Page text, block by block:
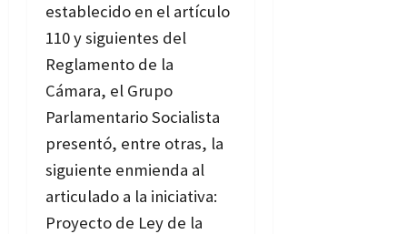
establecido en el artículo
110 y siguientes del
Reglamento de la
Cámara, el Grupo
Parlamentario Socialista
presentó, entre otras, la
siguiente enmienda al
articulado a la iniciativa:
Proyecto de Ley de la